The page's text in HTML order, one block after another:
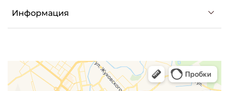
Информация